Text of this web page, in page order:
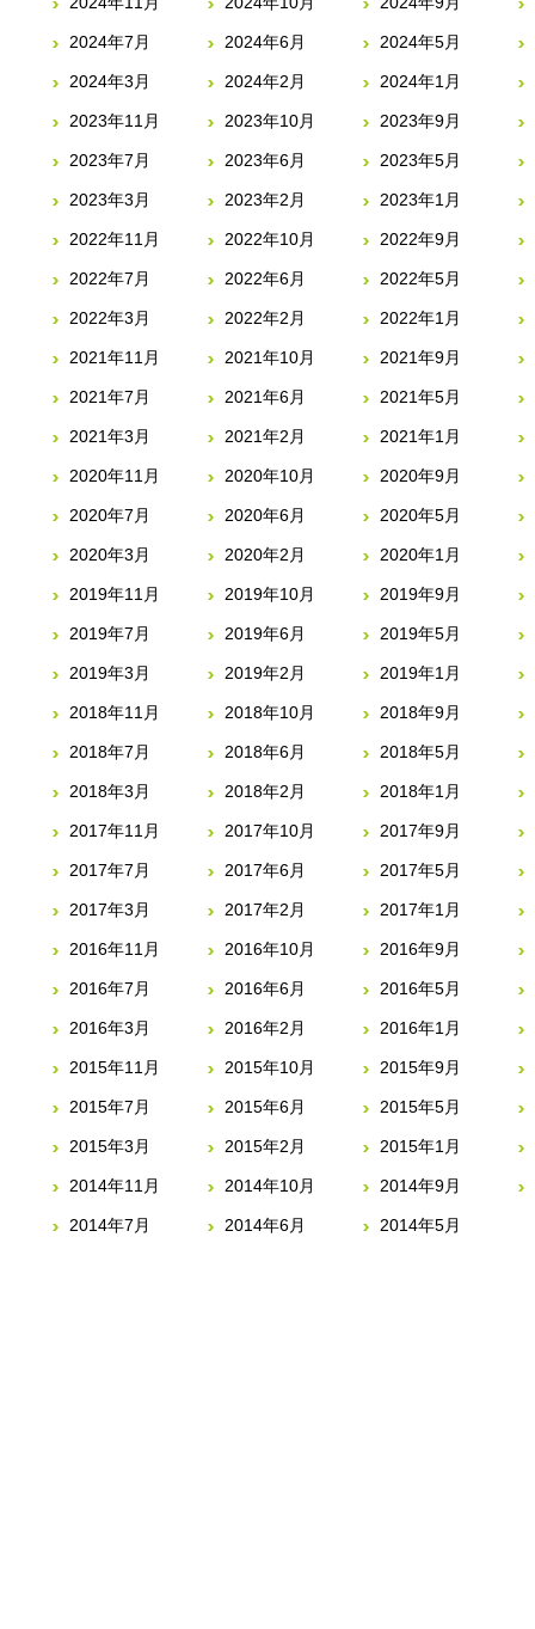
2024年7月 2024年6月 2024年5月
2024年3月 2024年2月 2024年1月
2023年11月 2023年10月 2023年9月
2023年7月 2023年6月 2023年5月
2023年3月 2023年2月 2023年1月
2022年11月 2022年10月 2022年9月
2022年7月 2022年6月 2022年5月
2022年3月 2022年2月 2022年1月
2021年11月 2021年10月 2021年9月
2021年7月 2021年6月 2021年5月
2021年3月 2021年2月 2021年1月
2020年11月 2020年10月 2020年9月
2020年7月 2020年6月 2020年5月
2020年3月 2020年2月 2020年1月
2019年11月 2019年10月 2019年9月
2019年7月 2019年6月 2019年5月
2019年3月 2019年2月 2019年1月
2018年11月 2018年10月 2018年9月
2018年7月 2018年6月 2018年5月
2018年3月 2018年2月 2018年1月
2017年11月 2017年10月 2017年9月
2017年7月 2017年6月 2017年5月
2017年3月 2017年2月 2017年1月
2016年11月 2016年10月 2016年9月
2016年7月 2016年6月 2016年5月
2016年3月 2016年2月 2016年1月
2015年11月 2015年10月 2015年9月
2015年7月 2015年6月 2015年5月
2015年3月 2015年2月 2015年1月
2014年11月 2014年10月 2014年9月
2014年7月 2014年6月 2014年5月